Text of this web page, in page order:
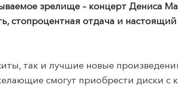
зрелище – концерт Дениса
стопроцентная отдача и
так и лучшие новые
смогут приобрести диски с